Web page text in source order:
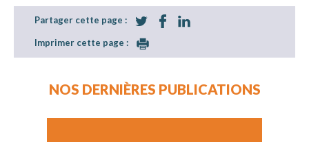
Partager cette page :
Imprimer cette page :
NOS DERNIÈRES PUBLICATIONS